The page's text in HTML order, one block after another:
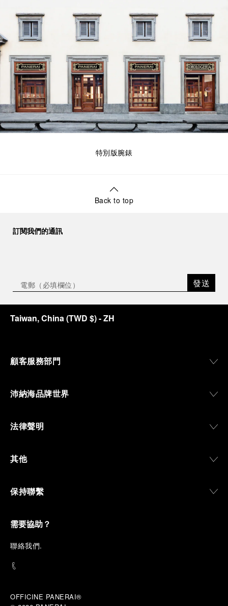
特別版腕錶
Back to top
訂閱我們的通訊
發送
Taiwan, China(TWD $)- ZH
顧客服務部門
沛納海品牌世界
法律聲明
其他
保持聯繫
需要協助？
聯絡我們.
OFFICINE PANERAI®